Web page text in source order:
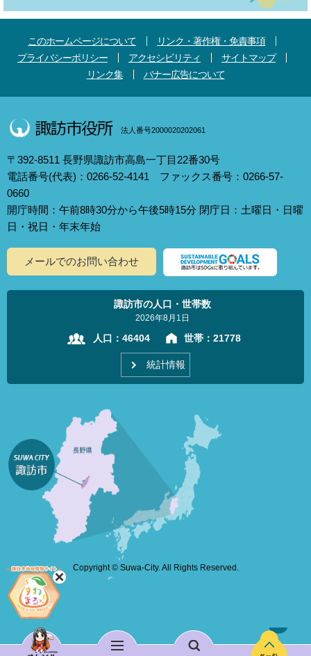
このホームページについて
リンク・著作権・免責事項
プライバシーポリシー
アクセシビリティ
サイトマップ
リンク集
バナー広告について
法人番号2000020202061
〒392-8511 長野県諏訪市高島一丁目22番30号
電話番号(代表)：0266-52-4141 ファックス番号：0266-57-
0660
開庁時間：午前8時30分から午後5時15分 閉庁日：土曜日・日曜
日・祝日・年末年始
メールでのお問い合わせ
諏訪市の人口・世帯数
2026年8月1日
人口： 46404 世帯： 21778
統計情報
Copyright © Suwa-City. All Rights Reserved.